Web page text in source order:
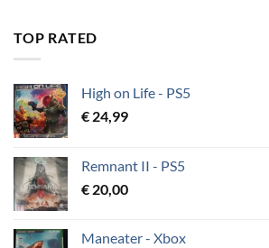
TOP RATED
High on Life - PS5
€ 24,99
Remnant II - PS5
€ 20,00
Maneater - Xbox